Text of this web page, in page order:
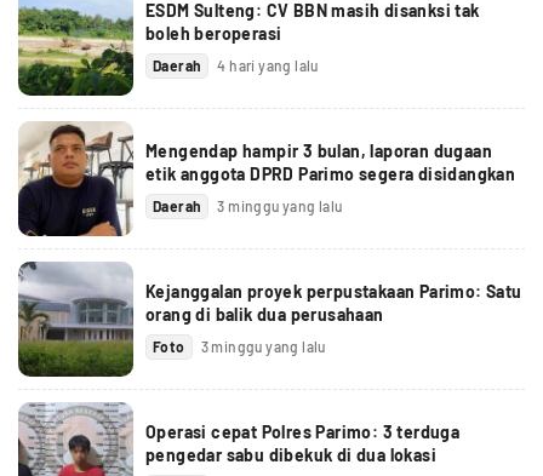
ESDM Sulteng: CV BBN masih disanksi tak
boleh beroperasi
Daerah 4 hari yang lalu
Mengendap hampir 3 bulan, laporan dugaan
etik anggota DPRD Parimo segera disidangkan
Daerah 3 minggu yang lalu
Kejanggalan proyek perpustakaan Parimo: Satu
orang di balik dua perusahaan
Foto 3 minggu yang lalu
Operasi cepat Polres Parimo: 3 terduga
pengedar sabu dibekuk di dua lokasi